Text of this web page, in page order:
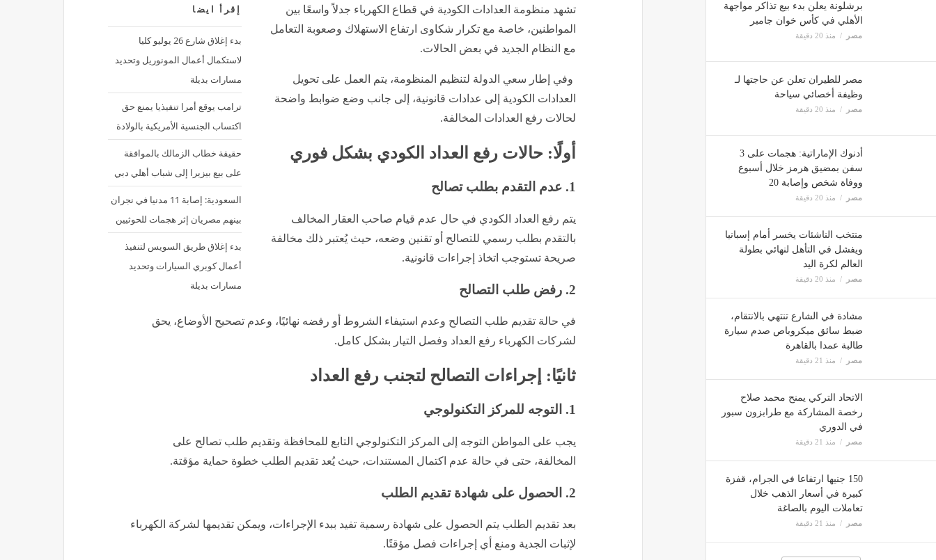
برشلونة يعلن بدء بيع تذاكر مواجهة
الأهلي في كأس خوان جامبر
مصر منذ 20 دقيقة
مصر للطيران تعلن عن حاجتها لـ
وظيفة أخصائي سياحة
مصر منذ 20 دقيقة
أدنوك الإماراتية: هجمات على 3
سفن بمضيق هرمز خلال أسبوع
ووفاة شخص وإصابة 20
مصر منذ 20 دقيقة
منتخب الناشئات يخسر أمام إسبانيا
ويفشل في التأهل لنهائي بطولة
العالم لكرة اليد
مصر منذ 20 دقيقة
مشادة في الشارع تنتهي بالانتقام،
ضبط سائق ميكروباص صدم سيارة
طالبة عمدا بالقاهرة
مصر منذ 21 دقيقة
الاتحاد التركي يمنح محمد صلاح
رخصة المشاركة مع طرابزون سبور
في الدوري
مصر منذ 21 دقيقة
150 جنيها ارتفاعا في الجرام، قفزة
كبيرة في أسعار الذهب خلال
تعاملات اليوم بالصاغة
مصر منذ 21 دقيقة
إقرأ ايضا
بدء إغلاق شارع 26 يوليو كليا
لاستكمال أعمال المونوريل وتحديد
مسارات بديلة
ترامب يوقع أمرا تنفيذيا يمنع حق
اكتساب الجنسية الأمريكية بالولادة
حقيقة خطاب الزمالك بالموافقة
على بيع بيزيرا إلى شباب أهلي دبي
السعودية: إصابة 11 مدنيا في نجران
بينهم مصريان إثر هجمات للحوثيين
بدء إغلاق طريق السويس لتنفيذ
أعمال كوبري السيارات وتحديد
مسارات بديلة
تشهد منظومة العدادات الكودية في قطاع الكهرباء جدلاً واسعًا بين
المواطنين، خاصة مع تكرار شكاوى ارتفاع الاستهلاك وصعوبة التعامل
مع النظام الجديد في بعض الحالات.
وفي إطار سعي الدولة لتنظيم المنظومة، يتم العمل على تحويل
العدادات الكودية إلى عدادات قانونية، إلى جانب وضع ضوابط واضحة
لحالات رفع العدادات المخالفة.
أولًا: حالات رفع العداد الكودي بشكل فوري
1. عدم التقدم بطلب تصالح
يتم رفع العداد الكودي في حال عدم قيام صاحب العقار المخالف
بالتقدم بطلب رسمي للتصالح أو تقنين وضعه، حيث يُعتبر ذلك مخالفة
صريحة تستوجب اتخاذ إجراءات قانونية.
2. رفض طلب التصالح
في حالة تقديم طلب التصالح وعدم استيفاء الشروط أو رفضه نهائيًا، وعدم تصحيح الأوضاع، يحق
لشركات الكهرباء رفع العداد وفصل التيار بشكل كامل.
ثانيًا: إجراءات التصالح لتجنب رفع العداد
1. التوجه للمركز التكنولوجي
يجب على المواطن التوجه إلى المركز التكنولوجي التابع للمحافظة وتقديم طلب تصالح على
المخالفة، حتى في حالة عدم اكتمال المستندات، حيث يُعد تقديم الطلب خطوة حماية مؤقتة.
2. الحصول على شهادة تقديم الطلب
بعد تقديم الطلب يتم الحصول على شهادة رسمية تفيد ببدء الإجراءات، ويمكن تقديمها لشركة الكهرباء
لإثبات الجدية ومنع أي إجراءات فصل مؤقتًا.